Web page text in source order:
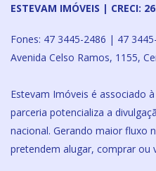
ESTEVAM IMÓVEIS | CRECI:
Fones: 47 3445-2486 | 47
Avenida Celso Ramos, 1155,
Estevam Imóveis é associado
parceria potencializa a
nacional. Gerando maior fluxo
pretendem alugar, comprar ou